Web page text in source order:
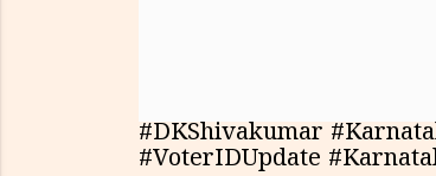
#DKShivakumar
#VoterIDUpdate